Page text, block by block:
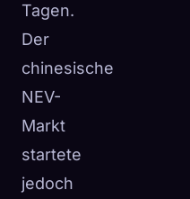
Tagen.
Der
chinesische
NEV-
Markt
startete
jedoch